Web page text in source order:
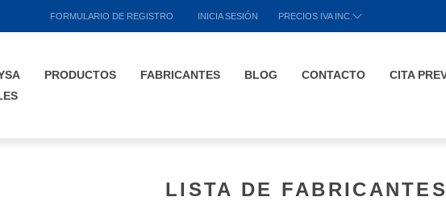
FORMULARIO DE REGISTRO INICIA SESIÓN PRECIOS IVA INC.
PRODUCTOS FABRICANTES BLOG CONTACTO
CITA
LISTA DE FABRICANTES